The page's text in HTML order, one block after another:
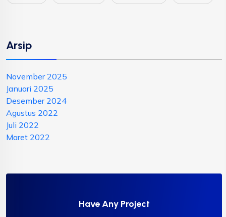
Arsip
November 2025
Januari 2025
Desember 2024
Agustus 2022
Juli 2022
Maret 2022
Have Any Project